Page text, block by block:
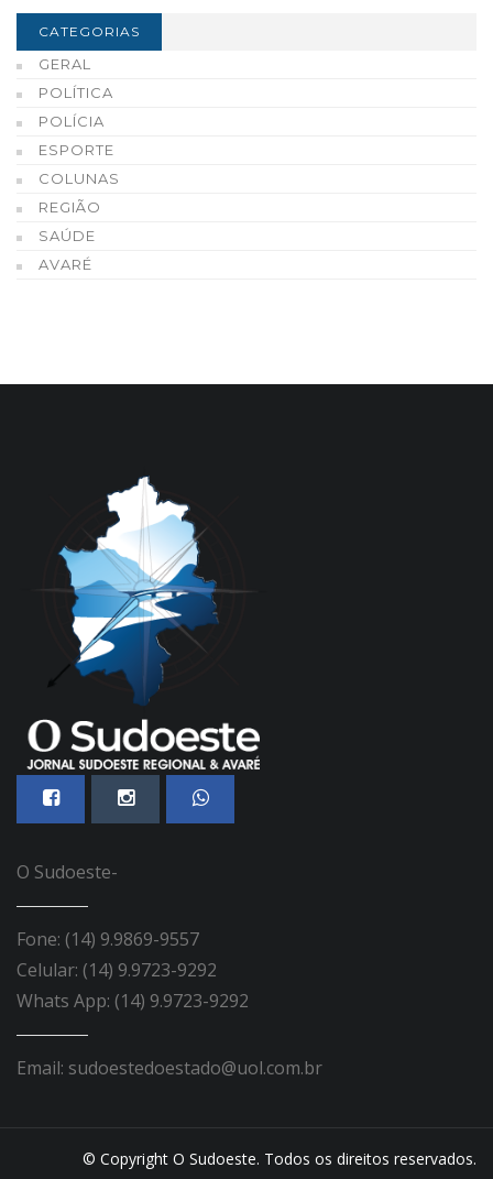
CATEGORIAS
GERAL
POLÍTICA
POLÍCIA
ESPORTE
COLUNAS
REGIÃO
SAÚDE
AVARÉ
O Sudoeste-
Fone: (14) 9.9869-9557
Celular: (14) 9.9723-9292
Whats App: (14) 9.9723-9292
Email: sudoestedoestado@uol.com.br
© Copyright O Sudoeste. Todos os direitos reservados.